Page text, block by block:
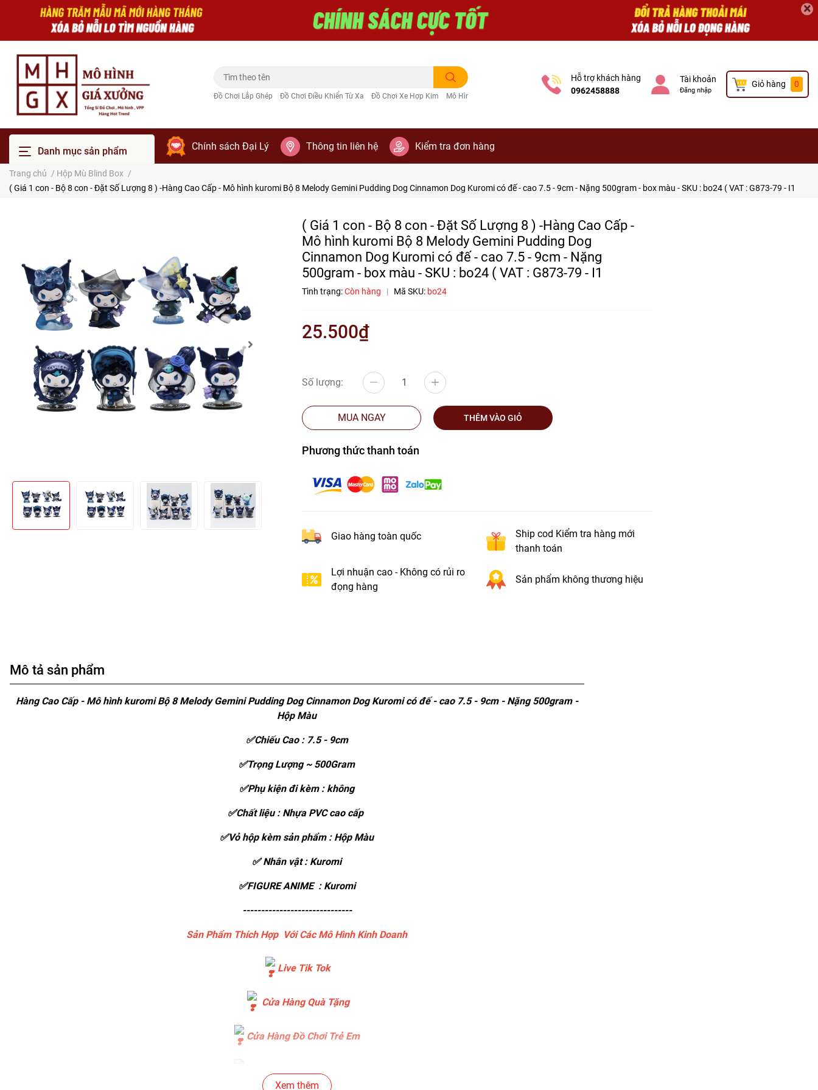
×
Đồ Chơi Lắp Ghép Đồ Chơi Điều Khiển Từ Xa Đồ Chơi Xe Hợp Kim Mô Hình Trang Trí
Hỗ trợ khách hàng
0962458888
Tài khoản
Đăng nhập
Giỏ hàng 0
Danh mục sản phẩm Chính sách Đại Lý Thông tin liên hệ Kiểm tra đơn hàng
Trang chủ / Hộp Mù Blind Box /
( Giá 1 con - Bộ 8 con - Đặt Số Lượng 8 ) -Hàng Cao Cấp - Mô hình kuromi Bộ 8 Melody Gemini Pudding Dog Cinnamon Dog Kuromi có đế - cao 7.5 - 9cm - Nặng 500gram - box màu - SKU : bo24 ( VAT : G873-79 - I1
( Giá 1 con - Bộ 8 con - Đặt Số Lượng 8 ) -Hàng Cao Cấp -
Mô hình kuromi Bộ 8 Melody Gemini Pudding Dog
Cinnamon Dog Kuromi có đế - cao 7.5 - 9cm - Nặng
500gram - box màu - SKU : bo24 ( VAT : G873-79 - I1
Tình trạng:Còn hàng | Mã SKU: bo24
25.500₫
Số lượng:
MUA NGAY THÊM VÀO GIỎ
Phương thức thanh toán
Giao hàng toàn quốc
Ship cod Kiểm tra hàng mới
thanh toán
Lợi nhuận cao - Không có rủi ro
đọng hàng
Sản phẩm không thương hiệu
Mô tả sản phẩm
Hàng Cao Cấp - Mô hình kuromi Bộ 8 Melody Gemini Pudding Dog Cinnamon Dog Kuromi có đế - cao 7.5 - 9cm - Nặng 500gram -
Hộp Màu
✅Chiếu Cao : 7.5 - 9cm
✅Trọng Lượng ~ 500Gram
✅Phụ kiện đi kèm : không
✅Chất liệu : Nhựa PVC cao cấp
✅Vỏ hộp kèm sản phẩm : Hộp Màu
✅ Nhân vật : Kuromi
✅FIGURE ANIME : Kuromi
------------------------------
Sản Phẩm Thích Hợp Với Các Mô Hình Kinh Doanh
Live Tik Tok
Cửa Hàng Quà Tặng
Cửa Hàng Đồ Chơi Trẻ Em
Xem thêm